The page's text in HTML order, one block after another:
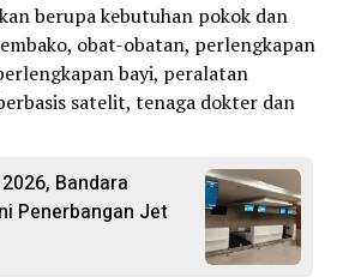
berupa kebutuhan pokok dan
obat-obatan, perlengkapan
bayi, peralatan
satelit, tenaga dokter dan
Bandara
Penerbangan Jet